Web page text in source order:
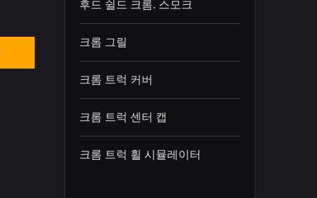
후드 쉴드 크롬. 스모크
크롬 그릴
크롬 트럭 커버
크롬 트럭 센터 캡
크롬 트럭 휠 시뮬레이터